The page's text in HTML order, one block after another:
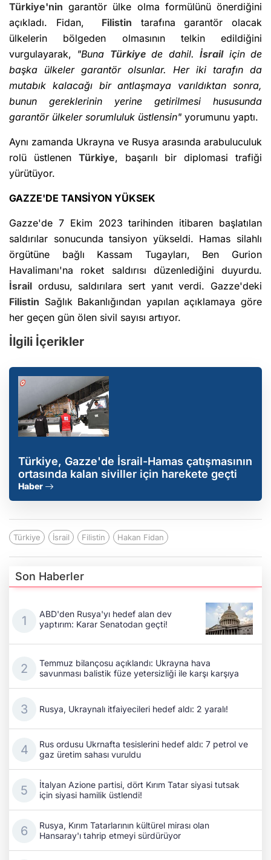
Türkiye'nin garantör ülke olma formülünü önerdiğini
açıkladı. Fidan, Filistin tarafına garantör olacak
ülkelerin bölgeden olmasının telkin edildiğini
vurgulayarak, "Buna Türkiyede dahil.İsrailiçin de
başka ülkeler garantör olsunlar. Her iki tarafın da
mutabık kalacağı bir antlaşmaya varıldıktan sonra,
bunun gereklerinin yerine getirilmesi hususunda
garantör ülkeler sorumluluk üstlensin" yorumunu yaptı.
Aynı zamanda Ukrayna ve Rusya arasında arabuluculuk
rolü üstlenen Türkiye, başarılı bir diplomasi trafiği
yürütüyor.
GAZZE'DE TANSİYON YÜKSEK
Gazze'de 7 Ekim 2023 tarihinden itibaren başlatılan
saldırılar sonucunda tansiyon yükseldi. Hamas silahlı
örgütüne bağlı Kassam Tugayları, Ben Gurion
Havalimanı'na roket saldırısı düzenlediğini duyurdu.
İsrail ordusu, saldırılara sert yanıt verdi. Gazze'deki
Filistin Sağlık Bakanlığından yapılan açıklamaya göre
her geçen gün ölen sivil sayısı artıyor.
İlgili İçerikler
Türkiye, Gazze'de İsrail-Hamas çatışmasının
ortasında kalan siviller için harekete geçti
Haber
Türkiye İsrail Filistin Hakan Fidan
Son Haberler
ABD'den Rusya'yı hedef alan dev
yaptırım: Karar Senatodan geçti!
Temmuz bilançosu açıklandı: Ukrayna hava
savunması balistik füze yetersizliği ile karşı karşıya
Rusya, Ukraynalı itfaiyecileri hedef aldı: 2 yaralı!
Rus ordusu Ukrnafta tesislerini hedef aldı: 7 petrol ve
gaz üretim sahası vuruldu
İtalyan Azione partisi, dört Kırım Tatar siyasi tutsak
için siyasi hamilik üstlendi!
Rusya, Kırım Tatarlarının kültürel mirası olan
Hansaray'ı tahrip etmeyi sürdürüyor